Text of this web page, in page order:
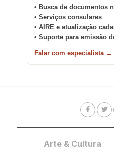
• Busca de documentos
• Serviços consulares
• AIRE e atualização
• Suporte para emissão
Falar com especialista →
Arte & Cultura